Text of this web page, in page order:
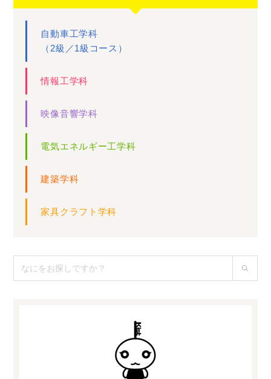
自動車工学科
（2級／1級コース）
情報工学科
映像音響学科
電気エネルギー工学科
建築学科
家具クラフト学科